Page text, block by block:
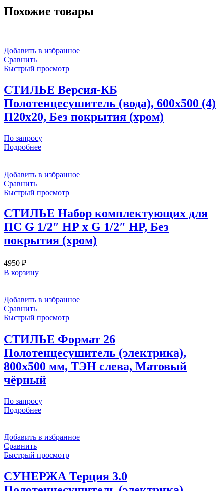
мм,
(Без
покрытия)
Похожие товары
Добавить в избранное
Сравнить
Быстрый просмотр
СТИЛЬЕ Версия-КБ
Полотенцесушитель (вода), 600х500 (4)
П20х20, Без покрытия (хром)
По запросу
Подробнее
Добавить в избранное
Сравнить
Быстрый просмотр
СТИЛЬЕ Набор комплектующих для
ПС G 1/2″ НР х G 1/2″ НР, Без
покрытия (хром)
4950 ₽
В корзину
Добавить в избранное
Сравнить
Быстрый просмотр
СТИЛЬЕ Формат 26
Полотенцесушитель (электрика),
800х500 мм, ТЭН слева, Матовый
чёрный
По запросу
Подробнее
Добавить в избранное
Сравнить
Быстрый просмотр
СУНЕРЖА Терция 3.0